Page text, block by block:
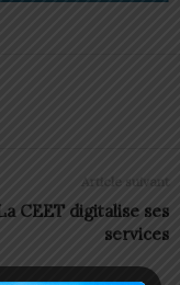
Article suivant
CEET digitalise ses
services